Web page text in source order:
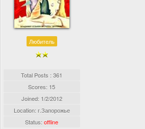
Любитель
Total Posts : 361
Scores: 15
Joined: 1/2/2012
Location: г.Запорожье
Status:offline